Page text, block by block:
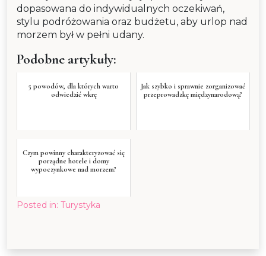
dopasowana do indywidualnych oczekiwań,
stylu podróżowania oraz budżetu, aby urlop nad
morzem był w pełni udany.
Podobne artykuły:
5 powodów, dla których warto
odwiedzić wkrę
Jak szybko i sprawnie zorganizować
przeprowadzkę międzynarodową?
Czym powinny charakteryzować się
porządne hotele i domy
wypoczynkowe nad morzem?
Posted in: Turystyka